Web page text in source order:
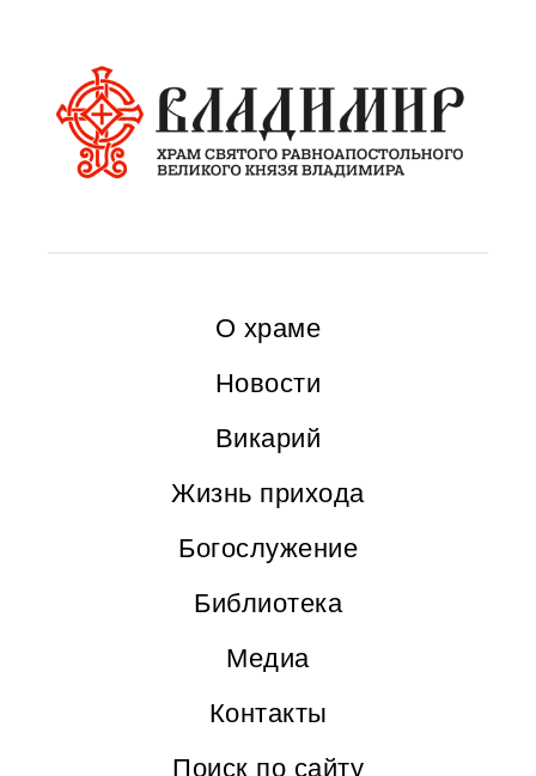
О храме
Новости
Викарий
Жизнь прихода
Богослужение
Библиотека
Медиа
Контакты
Поиск по сайту